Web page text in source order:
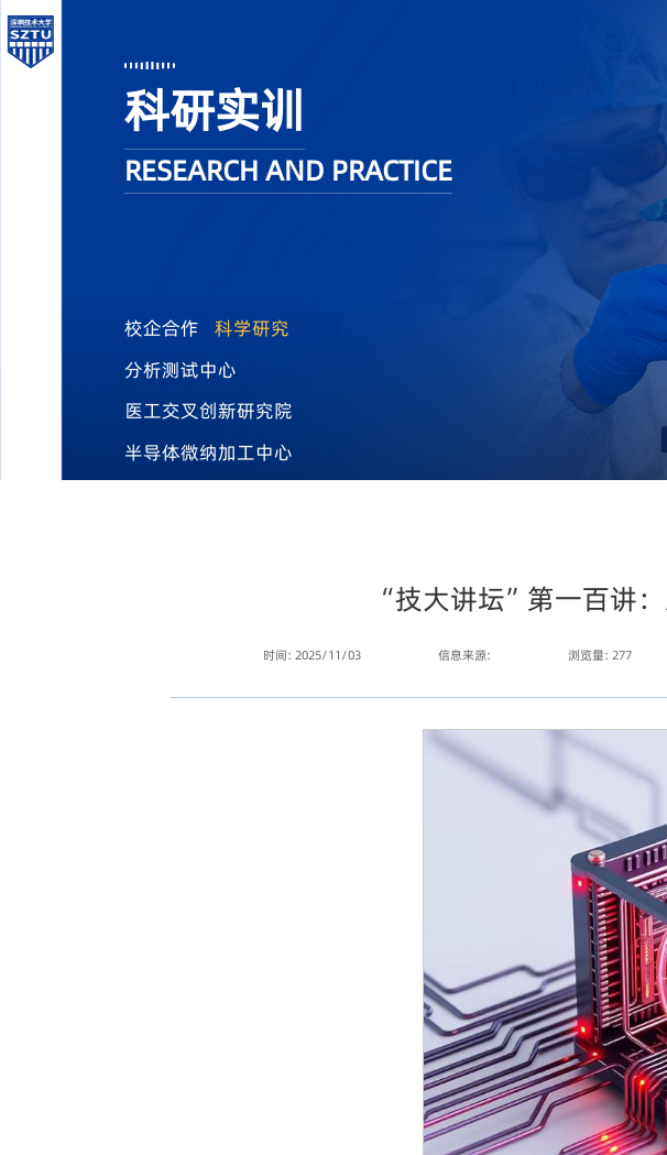
科研实训
RESEARCH AND PRACTICE
校企合作
科学研究
分析测试中心
医工交叉创新研究院
半导体微纳加工中心
“技大讲坛”第一百讲
时间: 2025/11/03 信息来源: 浏览量:277